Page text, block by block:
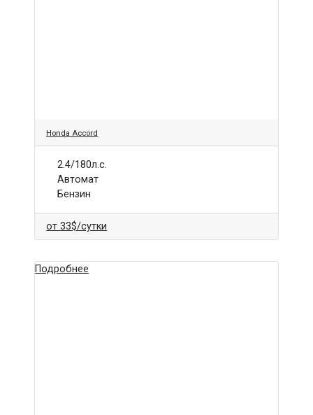
Honda Accord
2.4/180л.с.
Автомат
Бензин
от33$/сутки
Подробнее